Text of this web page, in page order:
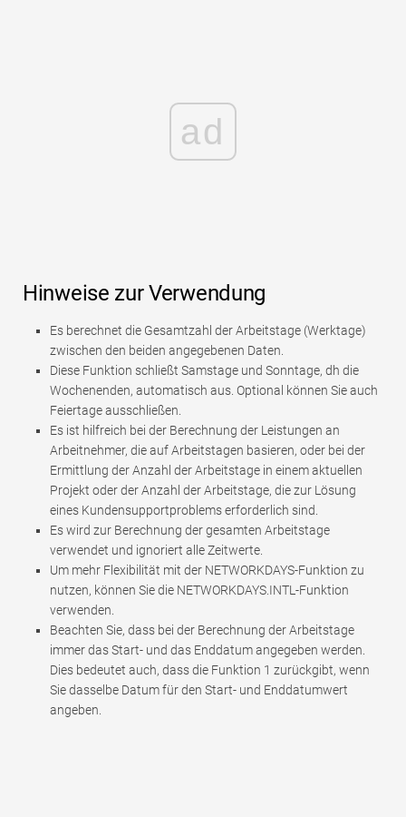
ad
Hinweise zur Verwendung
Es berechnet die Gesamtzahl der Arbeitstage (Werktage)
zwischen den beiden angegebenen Daten.
Diese Funktion schließt Samstage und Sonntage, dh die
Wochenenden, automatisch aus. Optional können Sie auch
Feiertage ausschließen.
Es ist hilfreich bei der Berechnung der Leistungen an
Arbeitnehmer, die auf Arbeitstagen basieren, oder bei der
Ermittlung der Anzahl der Arbeitstage in einem aktuellen
Projekt oder der Anzahl der Arbeitstage, die zur Lösung
eines Kundensupportproblems erforderlich sind.
Es wird zur Berechnung der gesamten Arbeitstage
verwendet und ignoriert alle Zeitwerte.
Um mehr Flexibilität mit der NETWORKDAYS-Funktion zu
nutzen, können Sie die NETWORKDAYS.INTL-Funktion
verwenden.
Beachten Sie, dass bei der Berechnung der Arbeitstage
immer das Start- und das Enddatum angegeben werden.
Dies bedeutet auch, dass die Funktion 1 zurückgibt, wenn
Sie dasselbe Datum für den Start- und Enddatumwert
angeben.